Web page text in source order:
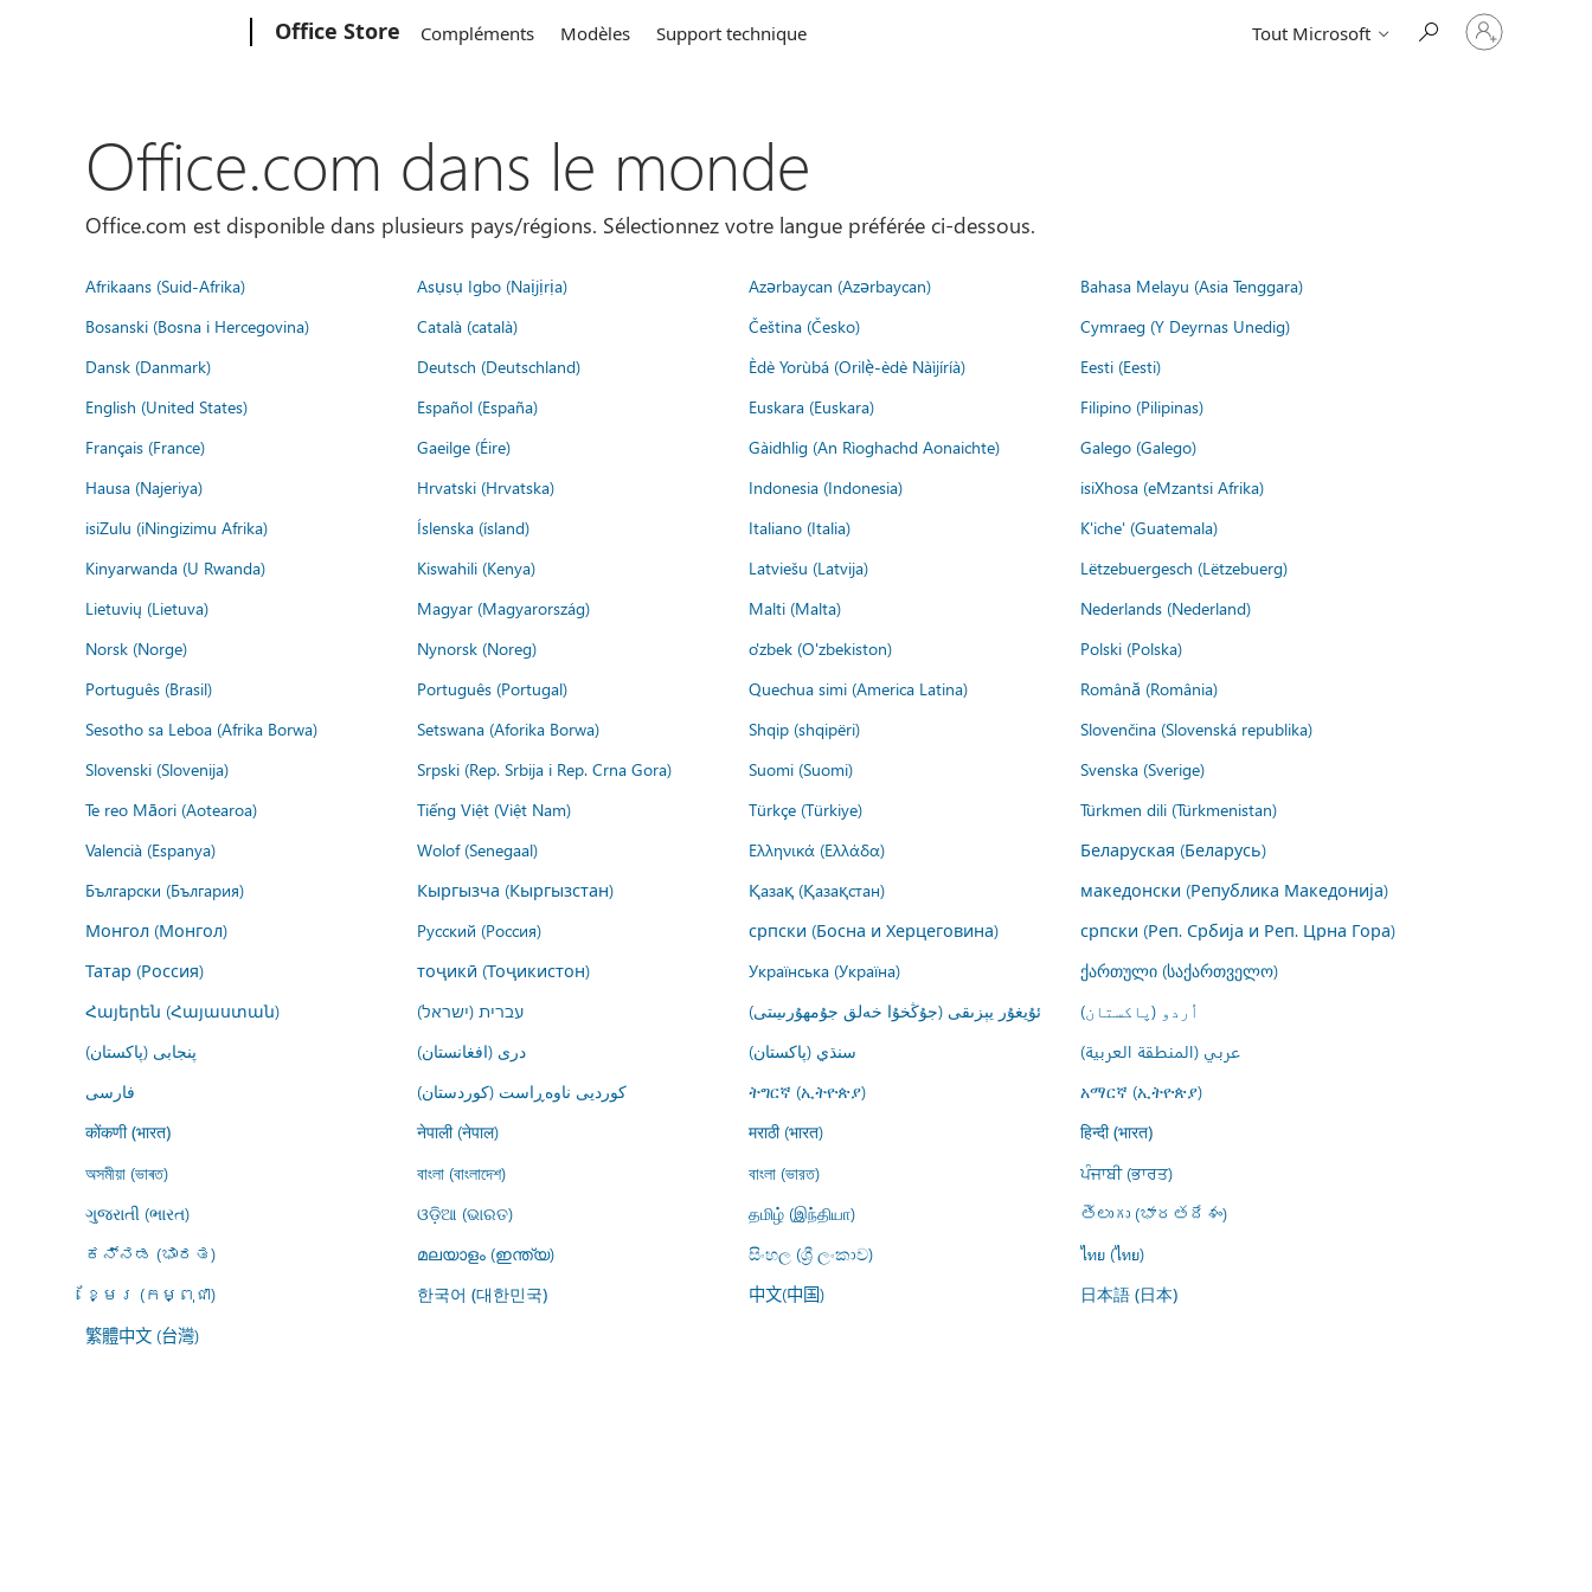
Office Store Compléments Modèles Support technique Tout Microsoft
Connectez-
vous
Office.com dans le monde
Office.com est disponible dans plusieurs pays/régions. Sélectionnez votre langue préférée ci-dessous.
Afrikaans (Suid-Afrika) Asụsụ Igbo (Naịjịrịa) Azərbaycan (Azərbaycan)
Bahasa Melayu (Asia Tenggara)
Bosanski (Bosna i Hercegovina)
Català (català) Čeština (Česko)
Cymraeg (Y Deyrnas Unedig)
Dansk (Danmark)
Deutsch (Deutschland) Èdè Yorùbá (Orilẹ̀-èdè Nàìjíríà)
Eesti (Eesti)
English (United States)
Español (España) Euskara (Euskara)
Filipino (Pilipinas)
Français (France)
Gaeilge (Éire) Gàidhlig (An Rìoghachd Aonaichte)
Galego (Galego)
Hausa (Najeriya)
Hrvatski (Hrvatska) Indonesia (Indonesia)
isiXhosa (eMzantsi Afrika)
isiZulu (iNingizimu Afrika)
Íslenska (ísland) Italiano (Italia)
K'iche' (Guatemala)
Kinyarwanda (U Rwanda)
Kiswahili (Kenya) Latviešu (Latvija)
Lëtzebuergesch (Lëtzebuerg)
Lietuvių (Lietuva)
Magyar (Magyarország) Malti (Malta)
Nederlands (Nederland)
Norsk (Norge)
Nynorsk (Noreg) o'zbek (O'zbekiston)
Polski (Polska)
Português (Brasil)
Português (Portugal) Quechua simi (America Latina)
Română (România)
Sesotho sa Leboa (Afrika Borwa)
Setswana (Aforika Borwa) Shqip (shqipëri)
Slovenčina (Slovenská republika)
Slovenski (Slovenija)
Srpski (Rep. Srbija i Rep. Crna Gora) Suomi (Suomi)
Svenska (Sverige)
Te reo Māori (Aotearoa)
Tiếng Việt (Việt Nam) Türkçe (Türkiye)
Türkmen dili (Türkmenistan)
Valencià (Espanya)
Wolof (Senegaal) Ελληνικά (Ελλάδα)
Беларуская (Беларусь)
Български (България)
Кыргызча (Кыргызстан) Қазақ (Қазақстан)
македонски (Република Македонија)
Монгол (Монгол)
Русский (Россия) српски (Босна и Херцеговина)
српски (Реп. Србија и Реп. Црна Гора)
Татар (Россия)
тоҷикӣ (Тоҷикистон) Українська (Україна)
ქართული (საქართველო)
Հայերեն (Հայաստան)
עברית (ישראל) ئۇيغۇر يېزىقى (جۇڭخۇا خەلق جۇمھۇرىيىتى)
اُردو (پاکستان)
پنجابی (پاکستان)
درى (افغانستان) سنڌي (پاکستان)
عربي (المنطقة العربية)
فارسى
کوردیی ناوەڕاست (کوردستان) ትግርኛ (ኢትዮጵያ) አማርኛ (ኢትዮጵያ)
कोंकणी (भारत) नेपाली (नेपाल) मराठी (भारत) हिन्दी (भारत)
অসমীয়া (ভাৰত) বাংলা (বাংলাদেশ) বাংলা (ভারত)
ਪੰਜਾਬੀ (ਭਾਰਤ)
ગુજરાતી (ભારત)
ଓଡ଼ିଆ (ଭାରତ) தமிழ் (இந்தியா)
తెలుగు (భారతదేశం)
ಕನ್ನಡ (ಭಾರತ)
മലയാളം (ഇന്ത്യ) සිංහල (ශ්‍රී ලංකාව)
ไทย (ไทย)
ខ្មែរ (កម្ពុជា)
한국어 (대한민국) 中文(中国) 日本語 (日本)
繁體中文 (台灣)